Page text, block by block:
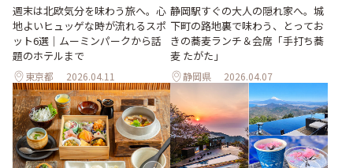
週末は北欧気分を味わう旅へ。心
地よいヒュッゲな時が流れるスポ
ット6選｜ムーミンパークから話
題のホテルまで
東京都 2026.04.11
静岡駅すぐの大人の隠れ家へ。城
下町の路地裏で味わう、とってお
きの蕎麦ランチ＆会席「手打ち蕎
麦 たがた」
静岡県 2026.04.07